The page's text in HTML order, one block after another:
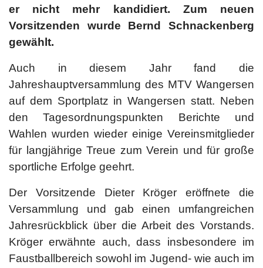
er nicht mehr kandidiert. Zum neuen
Vorsitzenden wurde Bernd Schnackenberg
gewählt.
Auch in diesem Jahr fand die
Jahreshauptversammlung des MTV Wangersen
auf dem Sportplatz in Wangersen statt. Neben
den Tagesordnungspunkten Berichte und
Wahlen wurden wieder einige Vereinsmitglieder
für langjährige Treue zum Verein und für große
sportliche Erfolge geehrt.
Der Vorsitzende Dieter Kröger eröffnete die
Versammlung und gab einen umfangreichen
Jahresrückblick über die Arbeit des Vorstands.
Kröger erwähnte auch, dass insbesondere im
Faustballbereich sowohl im Jugend- wie auch im